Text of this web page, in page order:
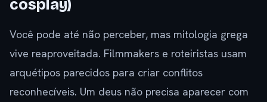
cosplay)
Você pode até não perceber, mas mitologia grega
vive reaproveitada. Filmmakers e roteiristas usam
arquétipos parecidos para criar conflitos
reconhecíveis. Um deus não precisa aparecer com